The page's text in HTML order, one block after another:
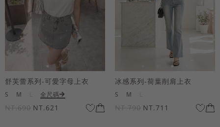
舒芙蕾系列-可愛字母上衣
S M 全尺碼
NT.690 NT.621
冰感系列-荷葉削肩上衣
S M
NT.790 NT.711